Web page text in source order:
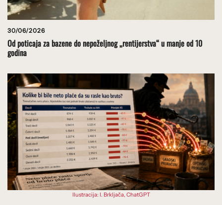
30/06/2026
Od poticaja za bazene do nepoželjnog „rentijerstva“ u manje od 10
godina
Ilustracija: I. Brkljača, ChatGPT